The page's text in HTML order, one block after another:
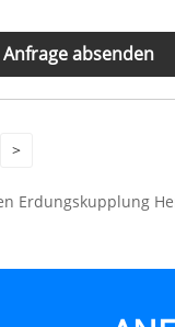
Anfrage absenden
>
Erdungskupplung